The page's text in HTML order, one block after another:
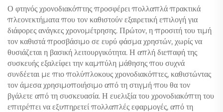
Ο φτηνός χρονοδιακόπτης προσφέρει πολλαπλά πρακτικά
πλεονεκτήματα που τον καθιστούν εξαιρετική επιλογή για
διάφορες ανάγκες χρονομέτρησης. Πρώτον, η προσιτή του τιμή
τον καθιστά προσβάσιμο σε ευρύ φάσμα χρηστών, χωρίς να
θυσιάζεται η βασική λειτουργικότητα. Η απλή διεπαφή της
συσκευής εξαλείφει την καμπύλη μάθησης που συχνά
συνδέεται με πιο πολύπλοκους χρονοδιακόπτες, καθιστώντας
τον άμεσα χρησιμοποιήσιμο από τη στιγμή που θα τον
βγάλετε από τη συσκευασία. Η ευελιξία του χρονοδιακόπτη του
επιτρέπει να εξυπηρετεί πολλαπλές εφαρμογές, από τη